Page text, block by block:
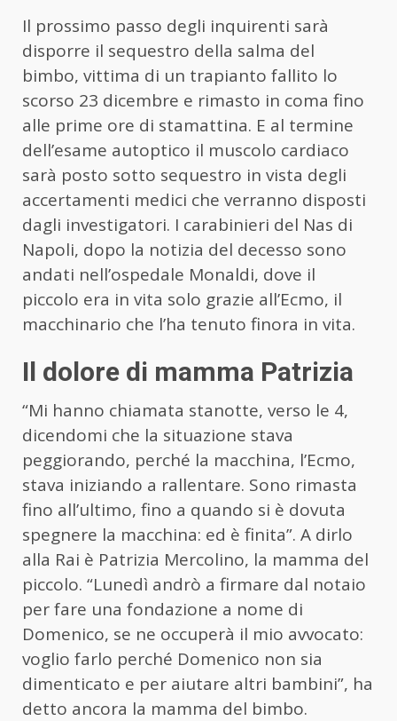
Il prossimo passo degli inquirenti sarà
disporre il sequestro della salma del
bimbo, vittima di un trapianto fallito lo
scorso 23 dicembre e rimasto in coma fino
alle prime ore di stamattina. E al termine
dell’esame autoptico il muscolo cardiaco
sarà posto sotto sequestro in vista degli
accertamenti medici che verranno disposti
dagli investigatori. I carabinieri del Nas di
Napoli, dopo la notizia del decesso sono
andati nell’ospedale Monaldi, dove il
piccolo era in vita solo grazie all’Ecmo, il
macchinario che l’ha tenuto finora in vita.
Il dolore di mamma Patrizia
“Mi hanno chiamata stanotte, verso le 4,
dicendomi che la situazione stava
peggiorando, perché la macchina, l’Ecmo,
stava iniziando a rallentare. Sono rimasta
fino all’ultimo, fino a quando si è dovuta
spegnere la macchina: ed è finita”. A dirlo
alla Rai è Patrizia Mercolino, la mamma del
piccolo. “Lunedì andrò a firmare dal notaio
per fare una fondazione a nome di
Domenico, se ne occuperà il mio avvocato:
voglio farlo perché Domenico non sia
dimenticato e per aiutare altri bambini”, ha
detto ancora la mamma del bimbo.